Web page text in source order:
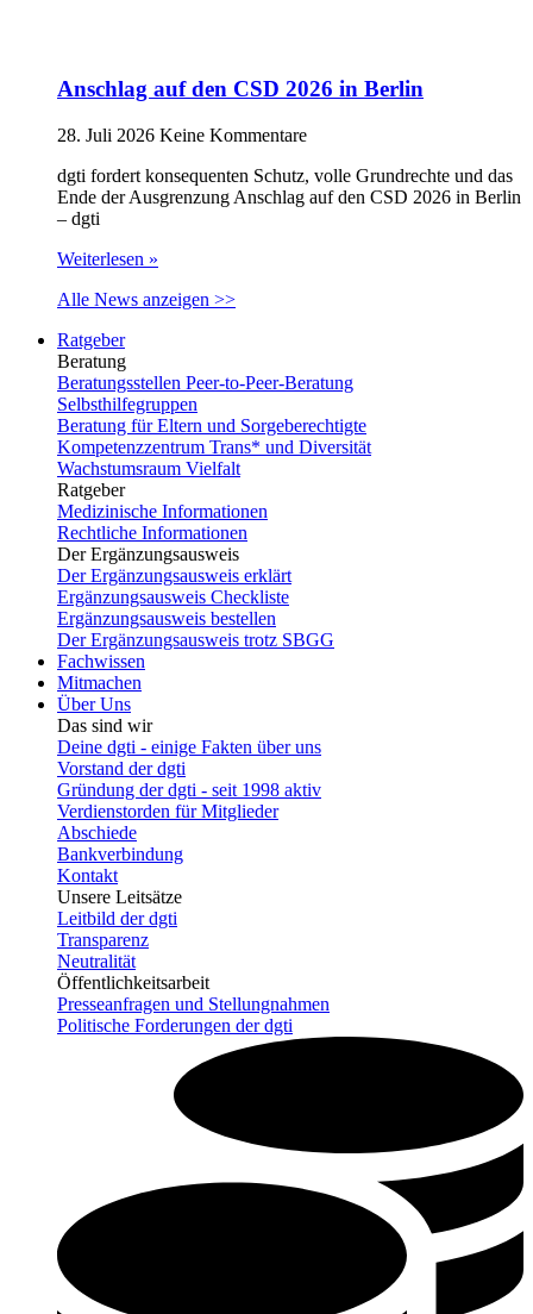
Anschlag auf den CSD 2026 in Berlin
28. Juli 2026 Keine Kommentare
dgti fordert konsequenten Schutz, volle Grundrechte und das
Ende der Ausgrenzung Anschlag auf den CSD 2026 in Berlin
– dgti
Weiterlesen »
Alle News anzeigen >>
Ratgeber
Beratung
Beratungsstellen Peer-to-Peer-Beratung
Selbsthilfegruppen
Beratung für Eltern und Sorgeberechtigte
Kompetenzzentrum Trans* und Diversität
Wachstumsraum Vielfalt
Ratgeber
Medizinische Informationen
Rechtliche Informationen
Der Ergänzungsausweis
Der Ergänzungsausweis erklärt
Ergänzungsausweis Checkliste
Ergänzungsausweis bestellen
Der Ergänzungsausweis trotz SBGG
Fachwissen
Mitmachen
Über Uns
Das sind wir
Deine dgti - einige Fakten über uns
Vorstand der dgti
Gründung der dgti - seit 1998 aktiv
Verdienstorden für Mitglieder
Abschiede
Bankverbindung
Kontakt
Unsere Leitsätze
Leitbild der dgti
Transparenz
Neutralität
Öffentlichkeitsarbeit
Presseanfragen und Stellungnahmen
Politische Forderungen der dgti